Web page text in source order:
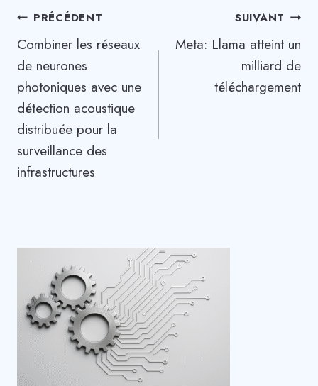
Navigation
de
l’article
PRÉCÉDENT
Combiner les réseaux
de neurones
photoniques avec une
détection acoustique
distribuée pour la
surveillance des
infrastructures
SUIVANT
Meta: Llama atteint un
milliard de
téléchargement